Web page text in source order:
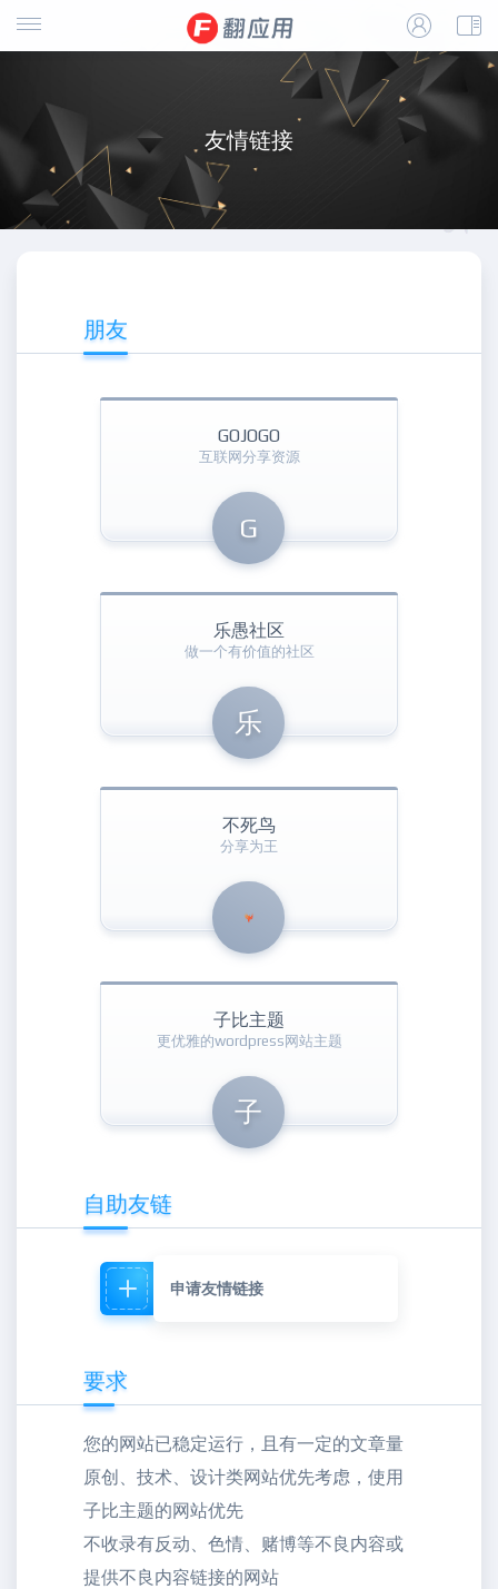
友情链接
朋友
GOJOGO
互联网分享资源
G
乐愚社区
做一个有价值的社区
乐
不死鸟
分享为王
子比主题
更优雅的wordpress网站主题
子
自助友链
申请友情链接
要求
您的网站已稳定运行，且有一定的文章量
原创、技术、设计类网站优先考虑，使用
子比主题的网站优先
不收录有反动、色情、赌博等不良内容或
提供不良内容链接的网站